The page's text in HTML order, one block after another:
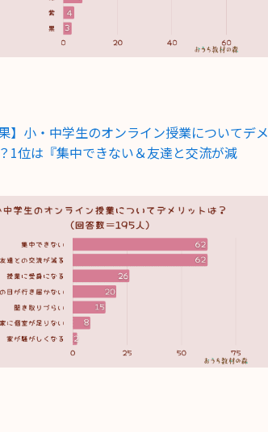
】小・中学生のオンライン授業についてデメ
1位は『集中できない＆友達と交流が減